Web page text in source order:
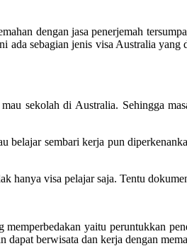
dengan jasa penerjemah
sebagian jenis visa Australia
sekolah di Australia. Sehingga
sembari kerja pun
visa pelajar saja. Tentu
yaitu peruntukkan
berwisata dan kerja dengan